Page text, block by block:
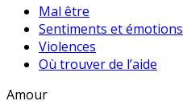
Mal être
Sentiments et émotions
Violences
Où trouver de l’aide
Amour